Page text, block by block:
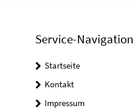
Service-Navigation
Startseite
Kontakt
Impressum